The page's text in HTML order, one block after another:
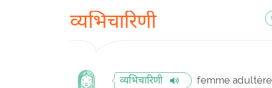
व्यभिचारिणी
व्यभिचारिणी femme adultère